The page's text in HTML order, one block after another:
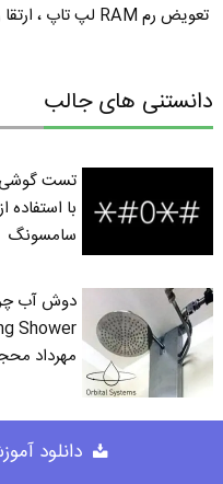
تعویض رم RAM لپ تاپ ، ارتقا رم لپ تاپ
دانستنی های جالب
تست
با
سامسونگ
دوش آب
مهرداد
Sleep و shut down دارد؟
دانلود